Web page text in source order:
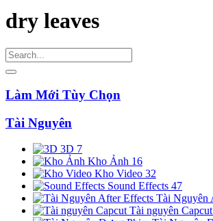
dry leaves
Làm Mới Tùy Chọn
Tài Nguyên
3D 7
Kho Ảnh 16
Kho Video 32
Sound Effects 47
Tài Nguyên
Tài nguyên Capcut